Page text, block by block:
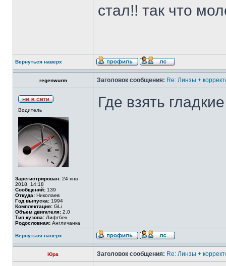
стал!! так что
Вернуться наверх
regenwurm Заголовок сообщения: Re: Линзы +
Водитель
Зарегистрирован: 24 янв
2018, 14:18
Сообщений: 139
Откуда: Николаев
Год выпуска: 1994
Комплектация: GLi
Объем двигателя: 2.0
Тип кузова: Лифтбек
Родословная: Англичанка
Где взять
Вернуться наверх
Юра Заголовок сообщения: Re: Линзы +